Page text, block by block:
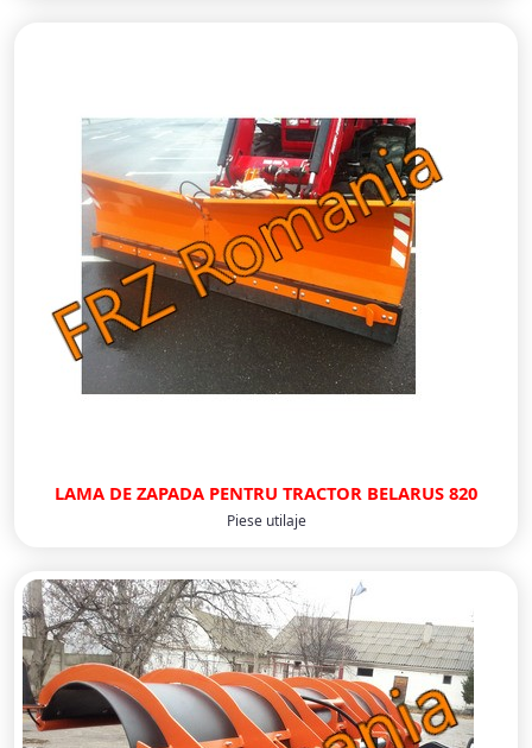
LAMA DE ZAPADA PENTRU TRACTOR BELARUS 820
Piese utilaje